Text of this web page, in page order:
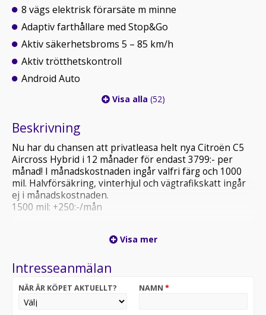
8 vägs elektrisk förarsäte m minne
Adaptiv farthållare med Stop&Go
Aktiv säkerhetsbroms 5 – 85 km/h
Aktiv trötthetskontroll
Android Auto
Visa alla (52)
Beskrivning
Nu har du chansen att privatleasa helt nya Citroën C5
Aircross Hybrid i 12 månader för endast 3799:- per
månad! I månadskostnaden ingår valfri färg och 1000
mil. Halvförsäkring, vinterhjul och vägtrafikskatt ingår
ej i månadskostnaden.
1500 mil: +250:-/mån
imponerande 565 liter bagageutrymme!
Hybridmotorn på 145hk har en förbrukning på 0,54
Kontakta oss idag för att boka en provkörning!
Visa mer
Intresseanmälan
NÄR ÄR KÖPET AKTUELLT? NAMN *